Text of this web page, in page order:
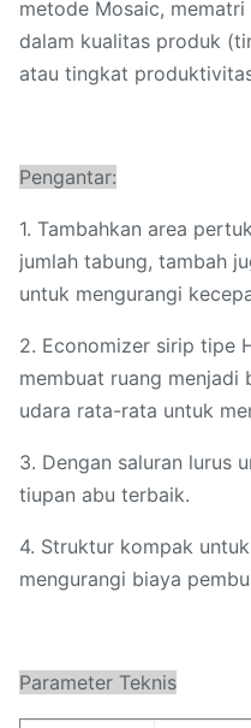
metode Mosaic,
dalam kualitas produk
atau tingkat
Pengantar:
1. Tambahkan area
jumlah tabung, tambah
untuk mengurangi
2. Economizer sirip tipe
membuat ruang menjadi
udara rata-rata untuk
3. Dengan saluran lurus
tiupan abu terbaik.
4. Struktur kompak
mengurangi biaya
Parameter Teknis